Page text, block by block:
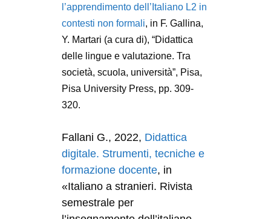
l’apprendimento dell’Italiano L2 in
contesti non formali, in F. Gallina,
Y. Martari (a cura di), “Didattica
delle lingue e valutazione. Tra
società, scuola, università”, Pisa,
Pisa University Press, pp. 309-
320.
Fallani G., 2022, Didattica
digitale. Strumenti, tecniche e
formazione docente, in
«Italiano a stranieri. Rivista
semestrale per